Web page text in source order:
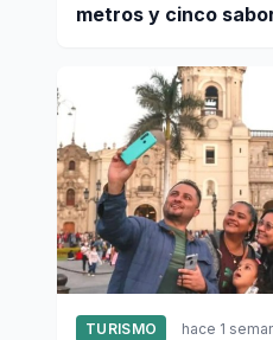
metros y cinco
TURISMO hace 1